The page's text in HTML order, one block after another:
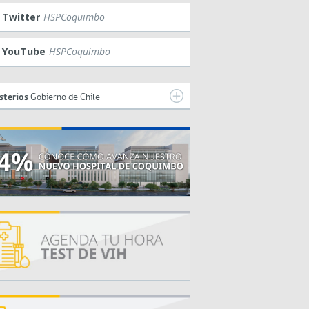
Twitter HSPCoquimbo
YouTube HSPCoquimbo
Gobierno de Chile